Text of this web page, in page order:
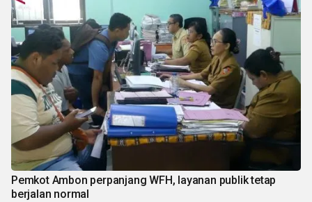
Pemkot Ambon perpanjang WFH, layanan publik tetap
berjalan normal